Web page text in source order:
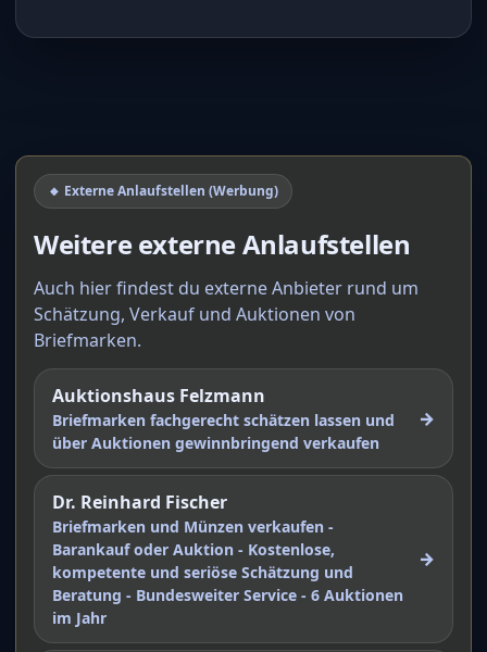
🔸 Externe Anlaufstellen (Werbung)
Weitere externe Anlaufstellen
Auch hier findest du externe Anbieter rund um
Schätzung, Verkauf und Auktionen von
Briefmarken.
Auktionshaus Felzmann
Briefmarken fachgerecht schätzen lassen und
über Auktionen gewinnbringend verkaufen
→
Dr. Reinhard Fischer
Briefmarken und Münzen verkaufen -
Barankauf oder Auktion - Kostenlose,
kompetente und seriöse Schätzung und
Beratung - Bundesweiter Service - 6 Auktionen
im Jahr
→